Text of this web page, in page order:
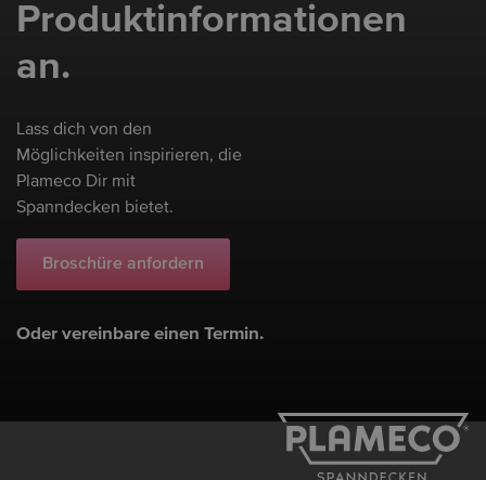
Produktinformationen
an.
Lass dich von den
Möglichkeiten inspirieren, die
Plameco Dir mit
Spanndecken bietet.
Broschüre anfordern
Oder vereinbare einen Termin.